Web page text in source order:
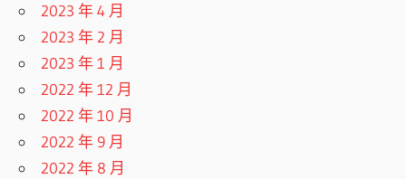
2023 年 4 月
2023 年 2 月
2023 年 1 月
2022 年 12 月
2022 年 10 月
2022 年 9 月
2022 年 8 月